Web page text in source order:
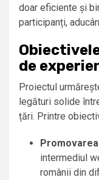
doar eficiente și
participanți,
de
Proiectul
legături solide
țări. Printre
intermediul
românii din